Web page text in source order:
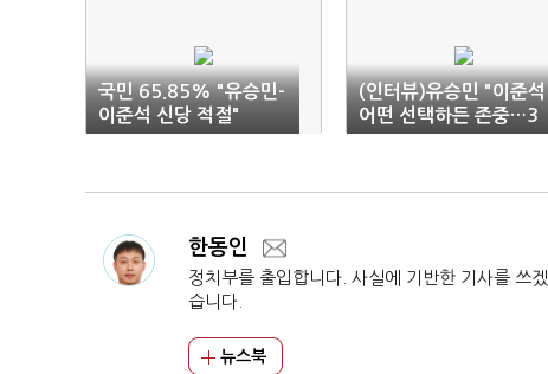
국민 65.85% "유승민-
이준석 신당 적절"
(인터뷰)유승민 "이준석
어떤 선택하든 존중…3
가지 변화 없으면 12월
한동인
정치부를 출입합니다. 사실에 기반한 기사를 쓰겠
습니다.
뉴스북